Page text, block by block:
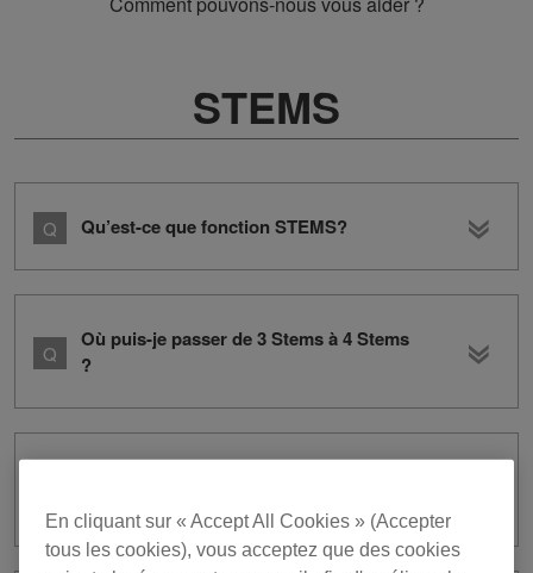
STEMS
Qu’est-ce que fonction STEMS?
Où puis-je passer de 3 Stems à 4 Stems
?
En cliquant sur « Accept All Cookies » (Accepter
tous les cookies), vous acceptez que des cookies